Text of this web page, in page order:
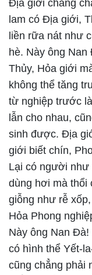
Địa giới chẳng
lam có Địa giới,
liền rữa nát như
hè. Này ông
Thủy, Hỏa giới
không thể tăng
từ nghiệp trước
lẫn cho nhau,
sinh được. Địa
giới biết chín,
Lại có người như
dùng hơi mà thổi
giỗng như rễ
Hỏa Phong
Này ông Nan Đà!
có hình thể Yết-
cũng chẳng phải